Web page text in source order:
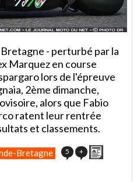
- perturbé par la
Marquez en course
lors de l'épreuve
2ème dimanche,
alors que Fabio
ratent leur rentrée
et classements.
Bretagne 5 +